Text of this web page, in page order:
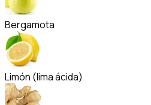
Bergamota
Limón (lima ácida)